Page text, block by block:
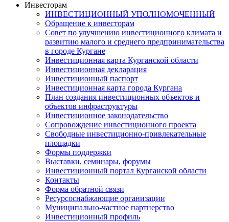
Инвесторам
ИНВЕСТИЦИОННЫЙ УПОЛНОМОЧЕННЫЙ
Обращение к инвесторам
Совет по улучшению инвестиционного климата и
развитию малого и среднего предпринимательства
в городе Кургане
Инвестиционная карта Курганской области
Инвестиционная декларация
Инвестиционный паспорт
Инвестиционная карта города Кургана
План создания инвестиционных объектов и
объектов инфраструктуры
Инвестиционное законодательство
Сопровождение инвестиционного проекта
Свободные инвестиционно-привлекательные
площадки
Формы поддержки
Выставки, семинары, форумы
Инвестиционный портал Курганской области
Контакты
Форма обратной связи
Ресурсоснабжающие организации
Муниципально-частное партнерство
Инвестиционный профиль